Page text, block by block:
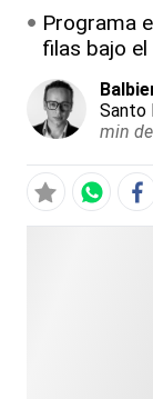
Programa
filas bajo el
Santo
min